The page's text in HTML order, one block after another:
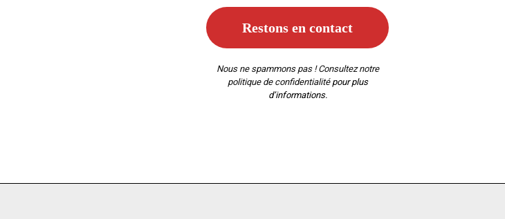
Nous ne spammons pas ! Consultez notre
politique de confidentialitépour plus
d’informations.